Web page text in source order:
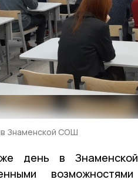
Знаменской СОШ
день в Знаменской